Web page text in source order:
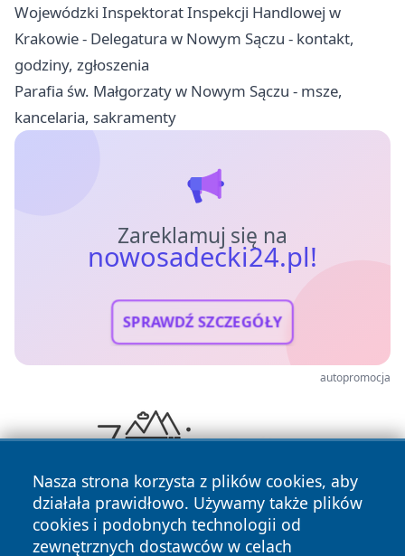
Wojewódzki Inspektorat Inspekcji Handlowej w
Krakowie - Delegatura w Nowym Sączu - kontakt,
godziny, zgłoszenia
Parafia św. Małgorzaty w Nowym Sączu - msze,
kancelaria, sakramenty
Zareklamuj się na
nowosadecki24.pl!
SPRAWDŹ SZCZEGÓŁY
autopromocja
Nasza strona korzysta z plików cookies, aby
działała prawidłowo. Używamy także plików
cookies i podobnych technologii od
zewnętrznych dostawców w celach